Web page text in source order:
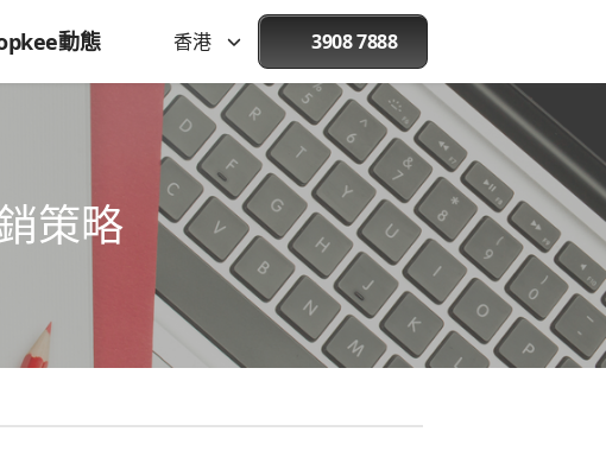
動態 香港 3908 7888
策略